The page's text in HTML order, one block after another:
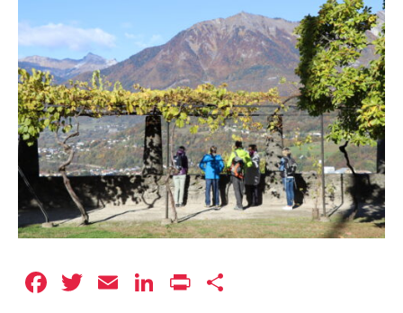
Facebook
Twitter
EmailLinkedIn
Print